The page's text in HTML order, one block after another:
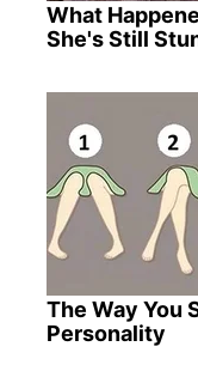
What
She's Still
The Way You
Personality